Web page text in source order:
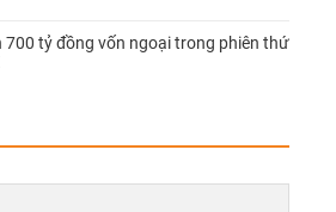
700 tỷ đồng vốn ngoại trong phiên thứ